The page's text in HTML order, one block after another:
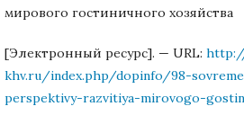
мирового гостиничного хозяйства
[Электронный ресурс]. — URL:
khv.ru/index.php/dopinfo/98-
perspektivy-razvitiya-mirovogo-